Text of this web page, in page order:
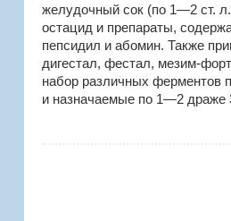
желудочный сок (по 1—2 ст.
остацид и препараты,
пепсидил и абомин. Также
дигестал, фестал, мезим-
набор различных ферментов
и назначаемые по 1—2 драже